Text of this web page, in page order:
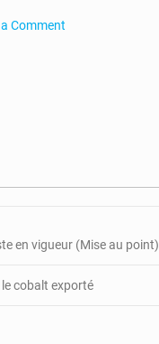
Comment
en vigueur (Mise au point)
cobalt exporté